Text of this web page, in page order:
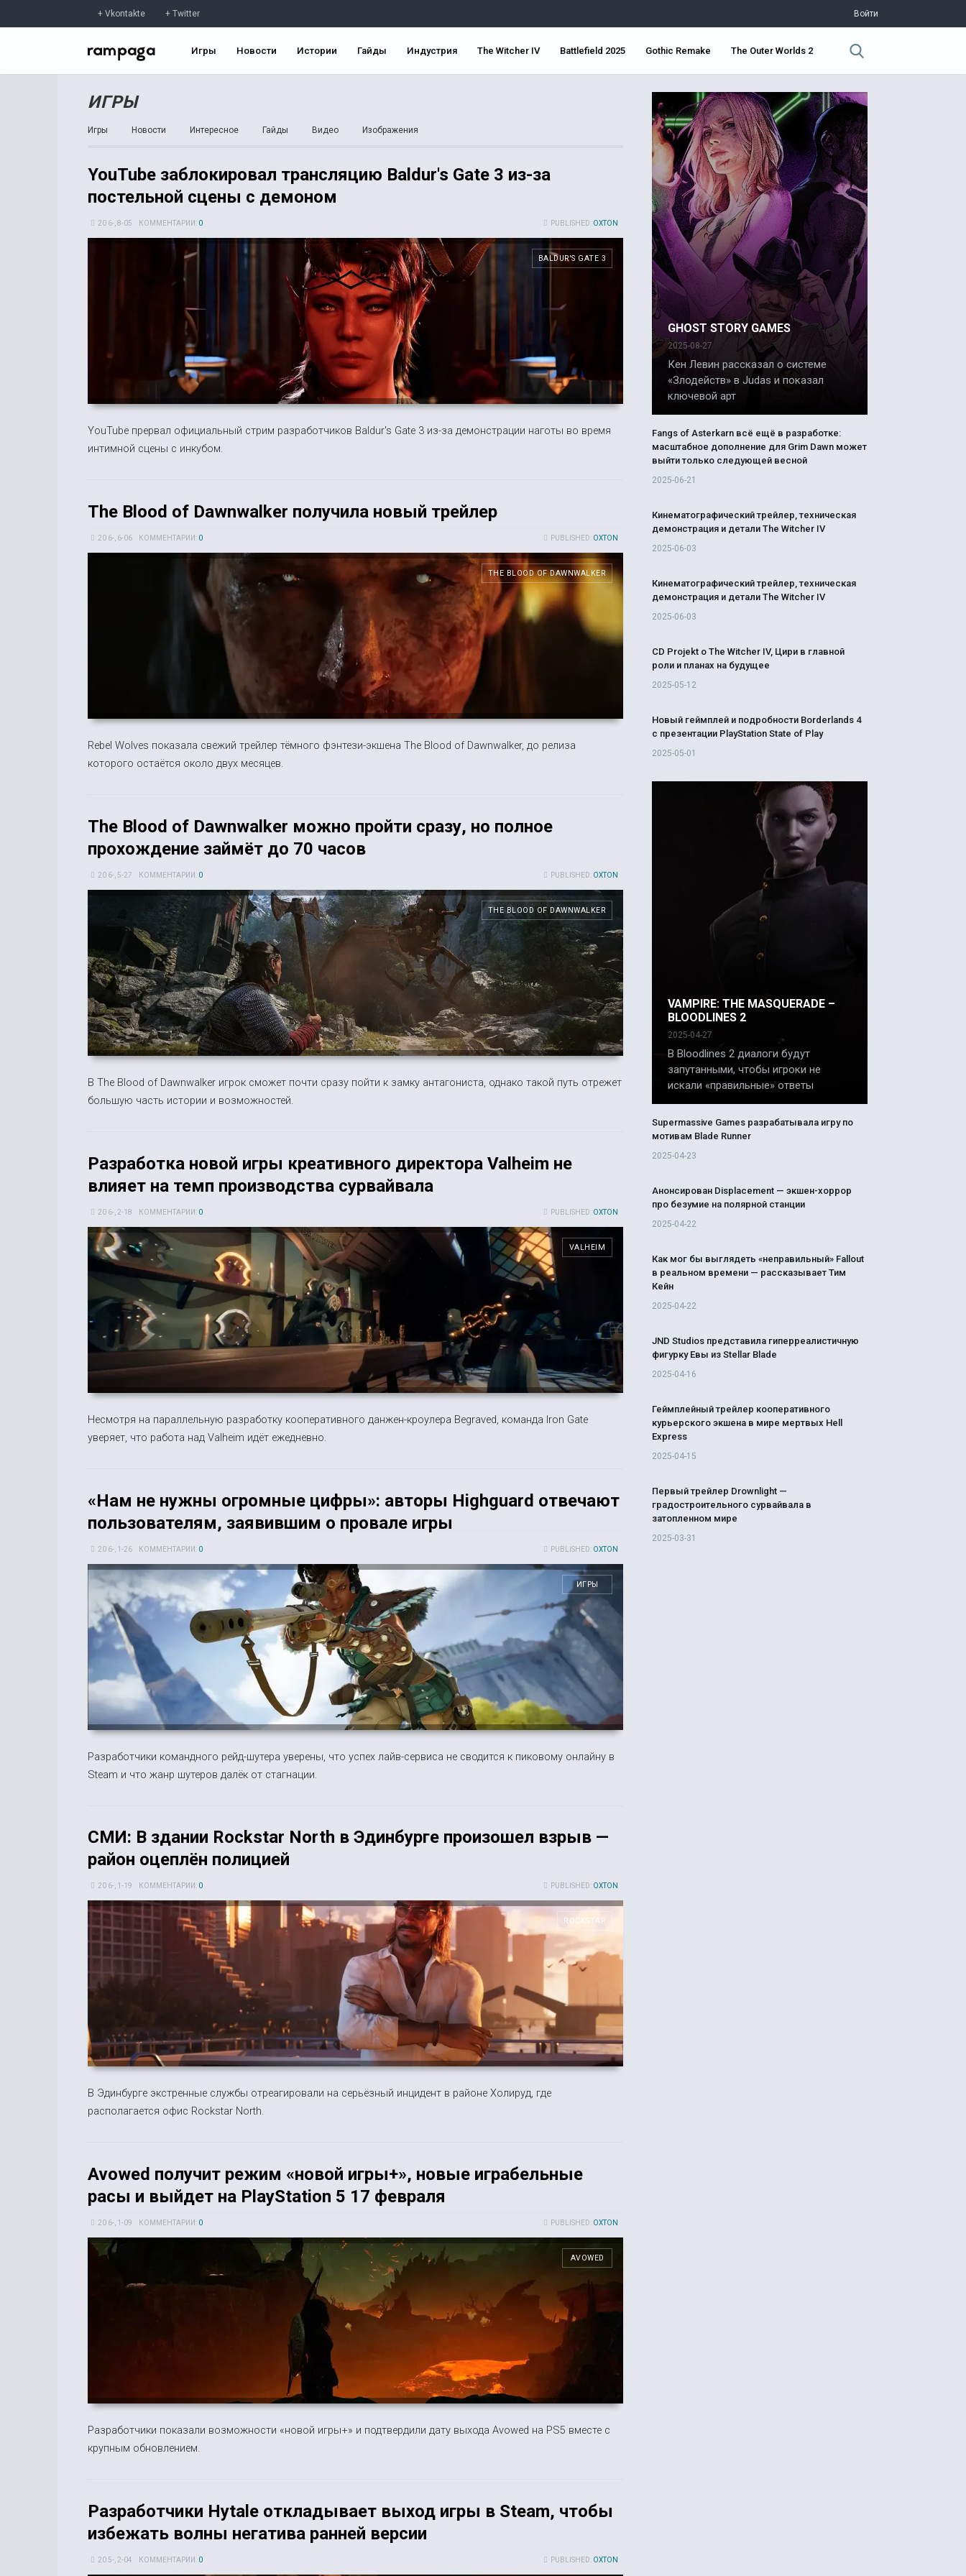
Vkontakte Twitter Войти
Игры Новости Истории Гайды Индустрия The Witcher IV Battlefield 2025 Gothic Remake The Outer Worlds 2
ИГРЫ
Игры Новости Интересное Гайды Видео Изображения
YouTube заблокировал трансляцию Baldur's Gate 3 из-за
постельной сцены с демоном
PUBLISHED: OXTON
20 6-, 8-05 КОММЕНТАРИИ: 0
BALDUR'S GATE 3
YouTube прервал официальный стрим разработчиков Baldur's Gate 3 из-за демонстрации наготы во время
интимной сцены с инкубом.
The Blood of Dawnwalker получила новый трейлер
PUBLISHED: OXTON
20 6-, 6-06 КОММЕНТАРИИ: 0
THE BLOOD OF DAWNWALKER
Rebel Wolves показала свежий трейлер тёмного фэнтези-экшена The Blood of Dawnwalker, до релиза
которого остаётся около двух месяцев.
The Blood of Dawnwalker можно пройти сразу, но полное
прохождение займёт до 70 часов
PUBLISHED: OXTON
20 6-, 5-27 КОММЕНТАРИИ: 0
THE BLOOD OF DAWNWALKER
В The Blood of Dawnwalker игрок сможет почти сразу пойти к замку антагониста, однако такой путь отрежет
большую часть истории и возможностей.
Разработка новой игры креативного директора Valheim не
влияет на темп производства сурвайвала
PUBLISHED: OXTON
20 6-, 2-18 КОММЕНТАРИИ: 0
VALHEIM
Несмотря на параллельную разработку кооперативного данжен-кроулера Begraved, команда Iron Gate
уверяет, что работа над Valheim идёт ежедневно.
«Нам не нужны огромные цифры»: авторы Highguard отвечают
пользователям, заявившим о провале игры
PUBLISHED: OXTON
20 6-, 1-26 КОММЕНТАРИИ: 0
ИГРЫ
Разработчики командного рейд-шутера уверены, что успех лайв-сервиса не сводится к пиковому онлайну в
Steam и что жанр шутеров далёк от стагнации.
СМИ: В здании Rockstar North в Эдинбурге произошел взрыв —
район оцеплён полицией
PUBLISHED: OXTON
20 6-, 1-19 КОММЕНТАРИИ: 0
ROCKSTAR
В Эдинбурге экстренные службы отреагировали на серьёзный инцидент в районе Холируд, где
располагается офис Rockstar North.
Avowed получит режим «новой игры+», новые играбельные
расы и выйдет на PlayStation 5 17 февраля
PUBLISHED: OXTON
20 6-, 1-09 КОММЕНТАРИИ: 0
AVOWED
Разработчики показали возможности «новой игры+» и подтвердили дату выхода Avowed на PS5 вместе с
крупным обновлением.
Разработчики Hytale откладывает выход игры в Steam, чтобы
избежать волны негатива ранней версии
PUBLISHED: OXTON
20 5-, 2-04 КОММЕНТАРИИ: 0
GHOST STORY GAMES
2025-08-27
Кен Левин рассказал о системе
«Злодейств» в Judas и показал
ключевой арт
Fangs of Asterkarn всё ещё в разработке:
масштабное дополнение для Grim Dawn может
выйти только следующей весной
2025-06-21
Кинематографический трейлер, техническая
демонстрация и детали The Witcher IV
2025-06-03
Кинематографический трейлер, техническая
демонстрация и детали The Witcher IV
2025-06-03
CD Projekt о The Witcher IV, Цири в главной
роли и планах на будущее
2025-05-12
Новый геймплей и подробности Borderlands 4
с презентации PlayStation State of Play
2025-05-01
VAMPIRE: THE MASQUERADE –
BLOODLINES 2
2025-04-27
В Bloodlines 2 диалоги будут
запутанными, чтобы игроки не
искали «правильные» ответы
Supermassive Games разрабатывала игру по
мотивам Blade Runner
2025-04-23
Анонсирован Displacement — экшен-хоррор
про безумие на полярной станции
2025-04-22
Как мог бы выглядеть «неправильный» Fallout
в реальном времени — рассказывает Тим
Кейн
2025-04-22
JND Studios представила гиперреалистичную
фигурку Евы из Stellar Blade
2025-04-16
Геймплейный трейлер кооперативного
курьерского экшена в мире мертвых Hell
Express
2025-04-15
Первый трейлер Drownlight —
градостроительного сурвайвала в
затопленном мире
2025-03-31